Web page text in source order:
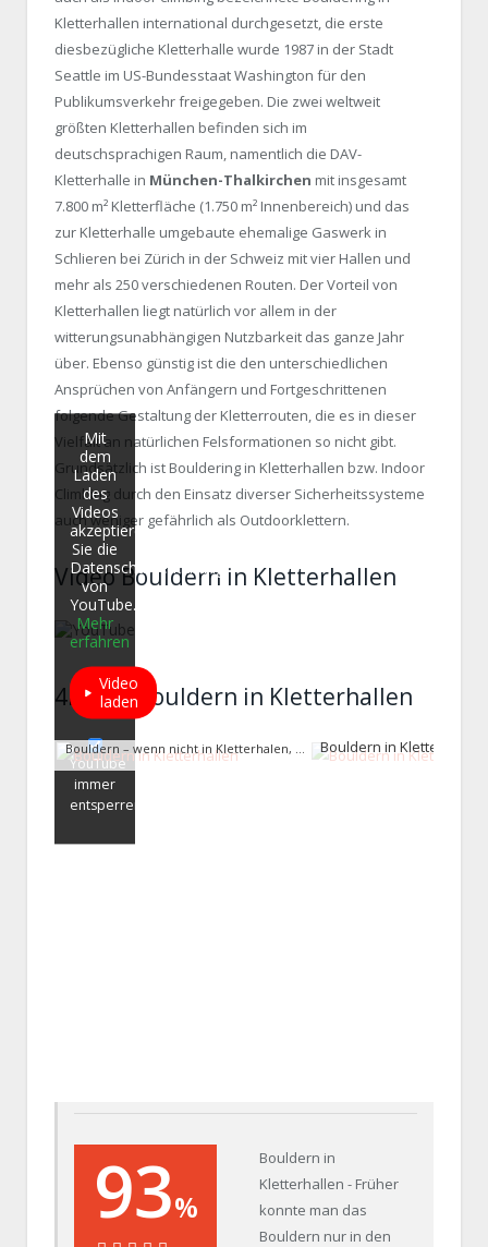
Kletterhallen international durchgesetzt, die erste
diesbezügliche Kletterhalle wurde 1987 in der Stadt
Seattle im US-Bundesstaat Washington für den
Publikumsverkehr freigegeben. Die zwei weltweit
größten Kletterhallen befinden sich im
deutschsprachigen Raum, namentlich die DAV-
Kletterhalle in München-Thalkirchen mit insgesamt
7.800 m² Kletterfläche (1.750 m² Innenbereich) und das
zur Kletterhalle umgebaute ehemalige Gaswerk in
Schlieren bei Zürich in der Schweiz mit vier Hallen und
mehr als 250 verschiedenen Routen. Der Vorteil von
Kletterhallen liegt natürlich vor allem in der
witterungsunabhängigen Nutzbarkeit das ganze Jahr
über. Ebenso günstig ist die den unterschiedlichen
Ansprüchen von Anfängern und Fortgeschrittenen
folgende Gestaltung der Kletterrouten, die es in dieser
Vielfalt an natürlichen Felsformationen so nicht gibt.
Grundsätzlich ist Bouldering in Kletterhallen bzw. Indoor
Climbing durch den Einsatz diverser Sicherheitssysteme
auch weniger gefährlich als Outdoorklettern.
Video Bouldern in Kletterhallen
Mit
dem
Laden
des
Videos
akzeptieren
Sie die
Datenschutzerklärung
von
YouTube.
Mehr
erfahren
Video
laden
YouTube
immer
entsperren
4Bilder Bouldern in Kletterhallen
Bouldern in Kletterhallen
93%
Bouldern in
Kletterhallen - Früher
konnte man das
Bouldern nur in den